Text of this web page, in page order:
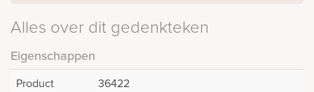
Alles over dit gedenkteken
Eigenschappen
Product
36422